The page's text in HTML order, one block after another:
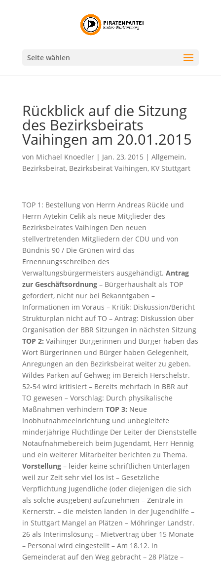
Seite wählen
Rückblick auf die Sitzung
des Bezirksbeirats
Vaihingen am 20.01.2015
von Michael Knoedler| Jan. 23, 2015 | Allgemein,
Bezirksbeirat, Bezirksbeirat Vaihingen, KV Stuttgart
TOP 1: Bestellung von Herrn Andreas Rückle und
Herrn Aytekin Celik als neue Mitglieder des
Bezirksbeirates Vaihingen Den neuen
stellvertretenden Mitgliedern der CDU und von
Bündnis 90 / Die Grünen wird das
Ernennungsschreiben des
Verwaltungsbürgermeisters ausgehändigt. Antrag
zur Geschäftsordnung– Bürgerhaushalt als TOP
gefordert, nicht nur bei Bekanntgaben –
Informationen im Voraus – Kritik: Diskussion/Bericht
Strukturplan nicht auf TO – Antrag: Diskussion über
Organisation der BBR Sitzungen in nächsten Sitzung
TOP 2: Vaihinger Bürgerinnen und Bürger haben das
Wort Bürgerinnen und Bürger haben Gelegenheit,
Anregungen an den Bezirksbeirat weiter zu geben.
Wildes Parken auf Gehweg im Bereich Herschelstr.
52-54 wird kritisiert – Bereits mehrfach in BBR auf
TO gewesen – Vorschlag: Durch physikalische
Maßnahmen verhindern TOP 3: Neue
Inobhutnahmeeinrichtung und unbegleitete
minderjährige Flüchtlinge Der Leiter der Dienststelle
Notaufnahmebereich beim Jugendamt, Herr Hennig
und ein weiterer Mitarbeiter berichten zu Thema.
Vorstellung– leider keine schriftlichen Unterlagen
weil zur Zeit sehr viel los ist – Gesetzliche
Verpflichtung Jugendliche (oder diejenigen die sich
als solche ausgeben) aufzunehmen – Zentrale in
Kernerstr. – die meisten landen in der Jugendhilfe –
in Stuttgart Mangel an Plätzen – Möhringer Landstr.
26 als Interimslösung – Mietvertrag über 15 Monate
– Personal wird eingestellt – Am 18.12. in
Gemeinderat auf den Weg gebracht – 28 Plätze –